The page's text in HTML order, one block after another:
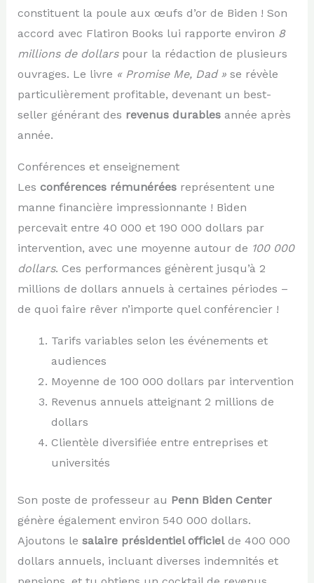
constituent la poule aux œufs d’or de Biden ! Son
accord avec Flatiron Books lui rapporte environ 8
millions de dollarspour la rédaction de plusieurs
ouvrages. Le livre « Promise Me, Dad »se révèle
particulièrement profitable, devenant un best-
seller générant des revenus durablesannée après
année.
Conférences et enseignement
Les conférences rémunéréesreprésentent une
manne financière impressionnante ! Biden
percevait entre 40 000 et 190 000 dollars par
intervention, avec une moyenne autour de 100 000
dollars. Ces performances génèrent jusqu’à 2
millions de dollars annuels à certaines périodes –
de quoi faire rêver n’importe quel conférencier !
Tarifs variables selon les événements et
audiences
Moyenne de 100 000 dollars par intervention
Revenus annuels atteignant 2 millions de
dollars
Clientèle diversifiée entre entreprises et
universités
Son poste de professeur au Penn Biden Center
génère également environ 540 000 dollars.
Ajoutons le salaire présidentiel officielde 400 000
dollars annuels, incluant diverses indemnités et